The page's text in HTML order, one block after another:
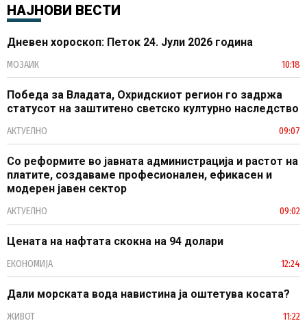
НАЈНОВИ ВЕСТИ
Дневен хороскоп: Петок 24. Јули 2026 година
МОЗАИК 10:18
Победа за Владата, Охридскиот регион го задржа
статусот на заштитено светско културно наследство
АКТУЕЛНО 09:07
Со реформите во јавната администрација и растот на
платите, создаваме професионален, ефикасен и
модерен јавен сектор
АКТУЕЛНО 09:02
Цената на нафтата скокна на 94 долари
ЕКОНОМИЈА 12:24
Дали морската вода навистина ја оштетува косата?
ЖИВОТ 11:22